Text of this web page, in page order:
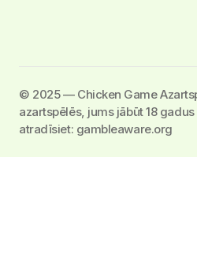
©️ 2025 — Chicken Game
azartspēlēs, jums jābūt 18
atradīsiet: gambleaware.org